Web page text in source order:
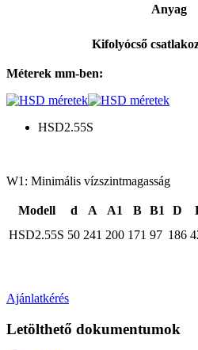
Anyag
Kifolyócső
Méterek mm-ben:
HSD2.55S
W1: Minimális vízszintmagasság
Modell d A A1 B B1 D
HSD2.55S 50 241 200 171 97 186
Ajánlatkérés
Letölthető dokumentumok